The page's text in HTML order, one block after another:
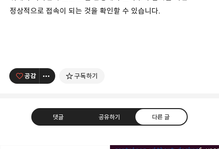
정상적으로 접속이 되는 것을 확인할 수 있습니다.
공감 구독하기
댓글 공유하기 다른 글